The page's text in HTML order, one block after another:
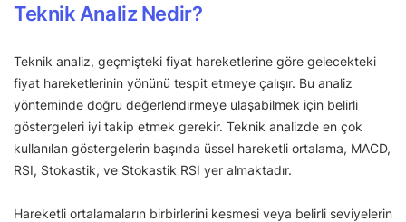
Teknik Analiz Nedir?
Teknik analiz, geçmişteki fiyat hareketlerine göre gelecekteki
fiyat hareketlerinin yönünü tespit etmeye çalışır. Bu analiz
yönteminde doğru değerlendirmeye ulaşabilmek için belirli
göstergeleri iyi takip etmek gerekir. Teknik analizde en çok
kullanılan göstergelerin başında üssel hareketli ortalama, MACD,
RSI, Stokastik, ve Stokastik RSI yer almaktadır.
Hareketli ortalamaların birbirlerini kesmesi veya belirli seviyelerin